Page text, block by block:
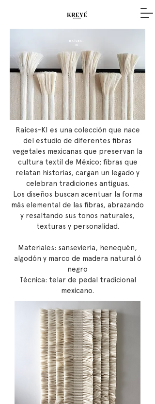
RAÍCES-
KI
Raíces-KI es una colección que nace
del estudio de diferentes fibras
vegetales mexicanas que preservan la
cultura textil de México; fibras que
relatan historias, cargan un legado y
celebran tradiciones antiguas.
Los diseños buscan acentuar la forma
más elemental de las fibras, abrazando
y resaltando sus tonos naturales,
texturas y personalidad.
Materiales: sansevieria, henequén,
algodón y marco de madera natural ó
negro
Técnica: telar de pedal tradicional
mexicano.